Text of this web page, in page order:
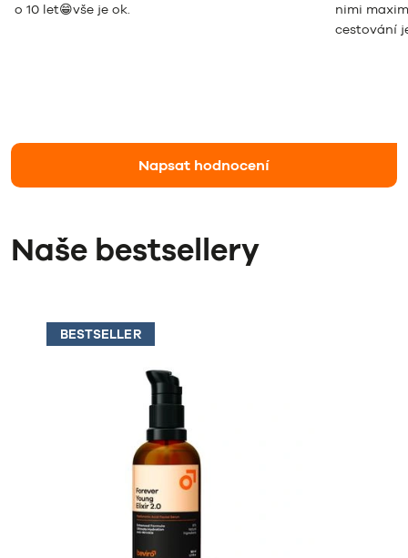
o 10 let😁vše je ok.
nimi
cestování
Napsat hodnocení
Naše bestsellery
BESTSELLER